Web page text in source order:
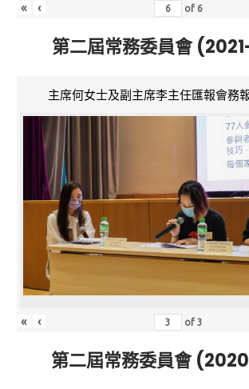
« ‹ of 6
第二屆常務委員會
主席何女士及副主席李主任匯報會務
« ‹ of3
第二屆常務委員會